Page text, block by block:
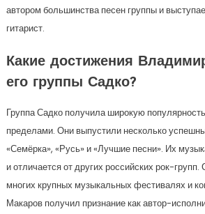
автором большинства песен группы и
гитарист.
Какие достижения
его группы Садко?
Группа Садко получила широкую
пределами. Они выпустили несколько
«Семёрка», «Русь» и «Лучшие песни». Их
и отличается от других российских рок-
многих крупных музыкальных фестивалях и
Макаров получил признание как автор-